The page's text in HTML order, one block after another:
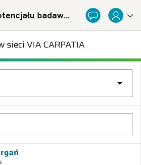
Baza potencjału badawczego Politechnicznej Sieci Via Carpatia im. Prezydenta RP Lecha Kaczyńskiego
sieci VIA CARPATIA